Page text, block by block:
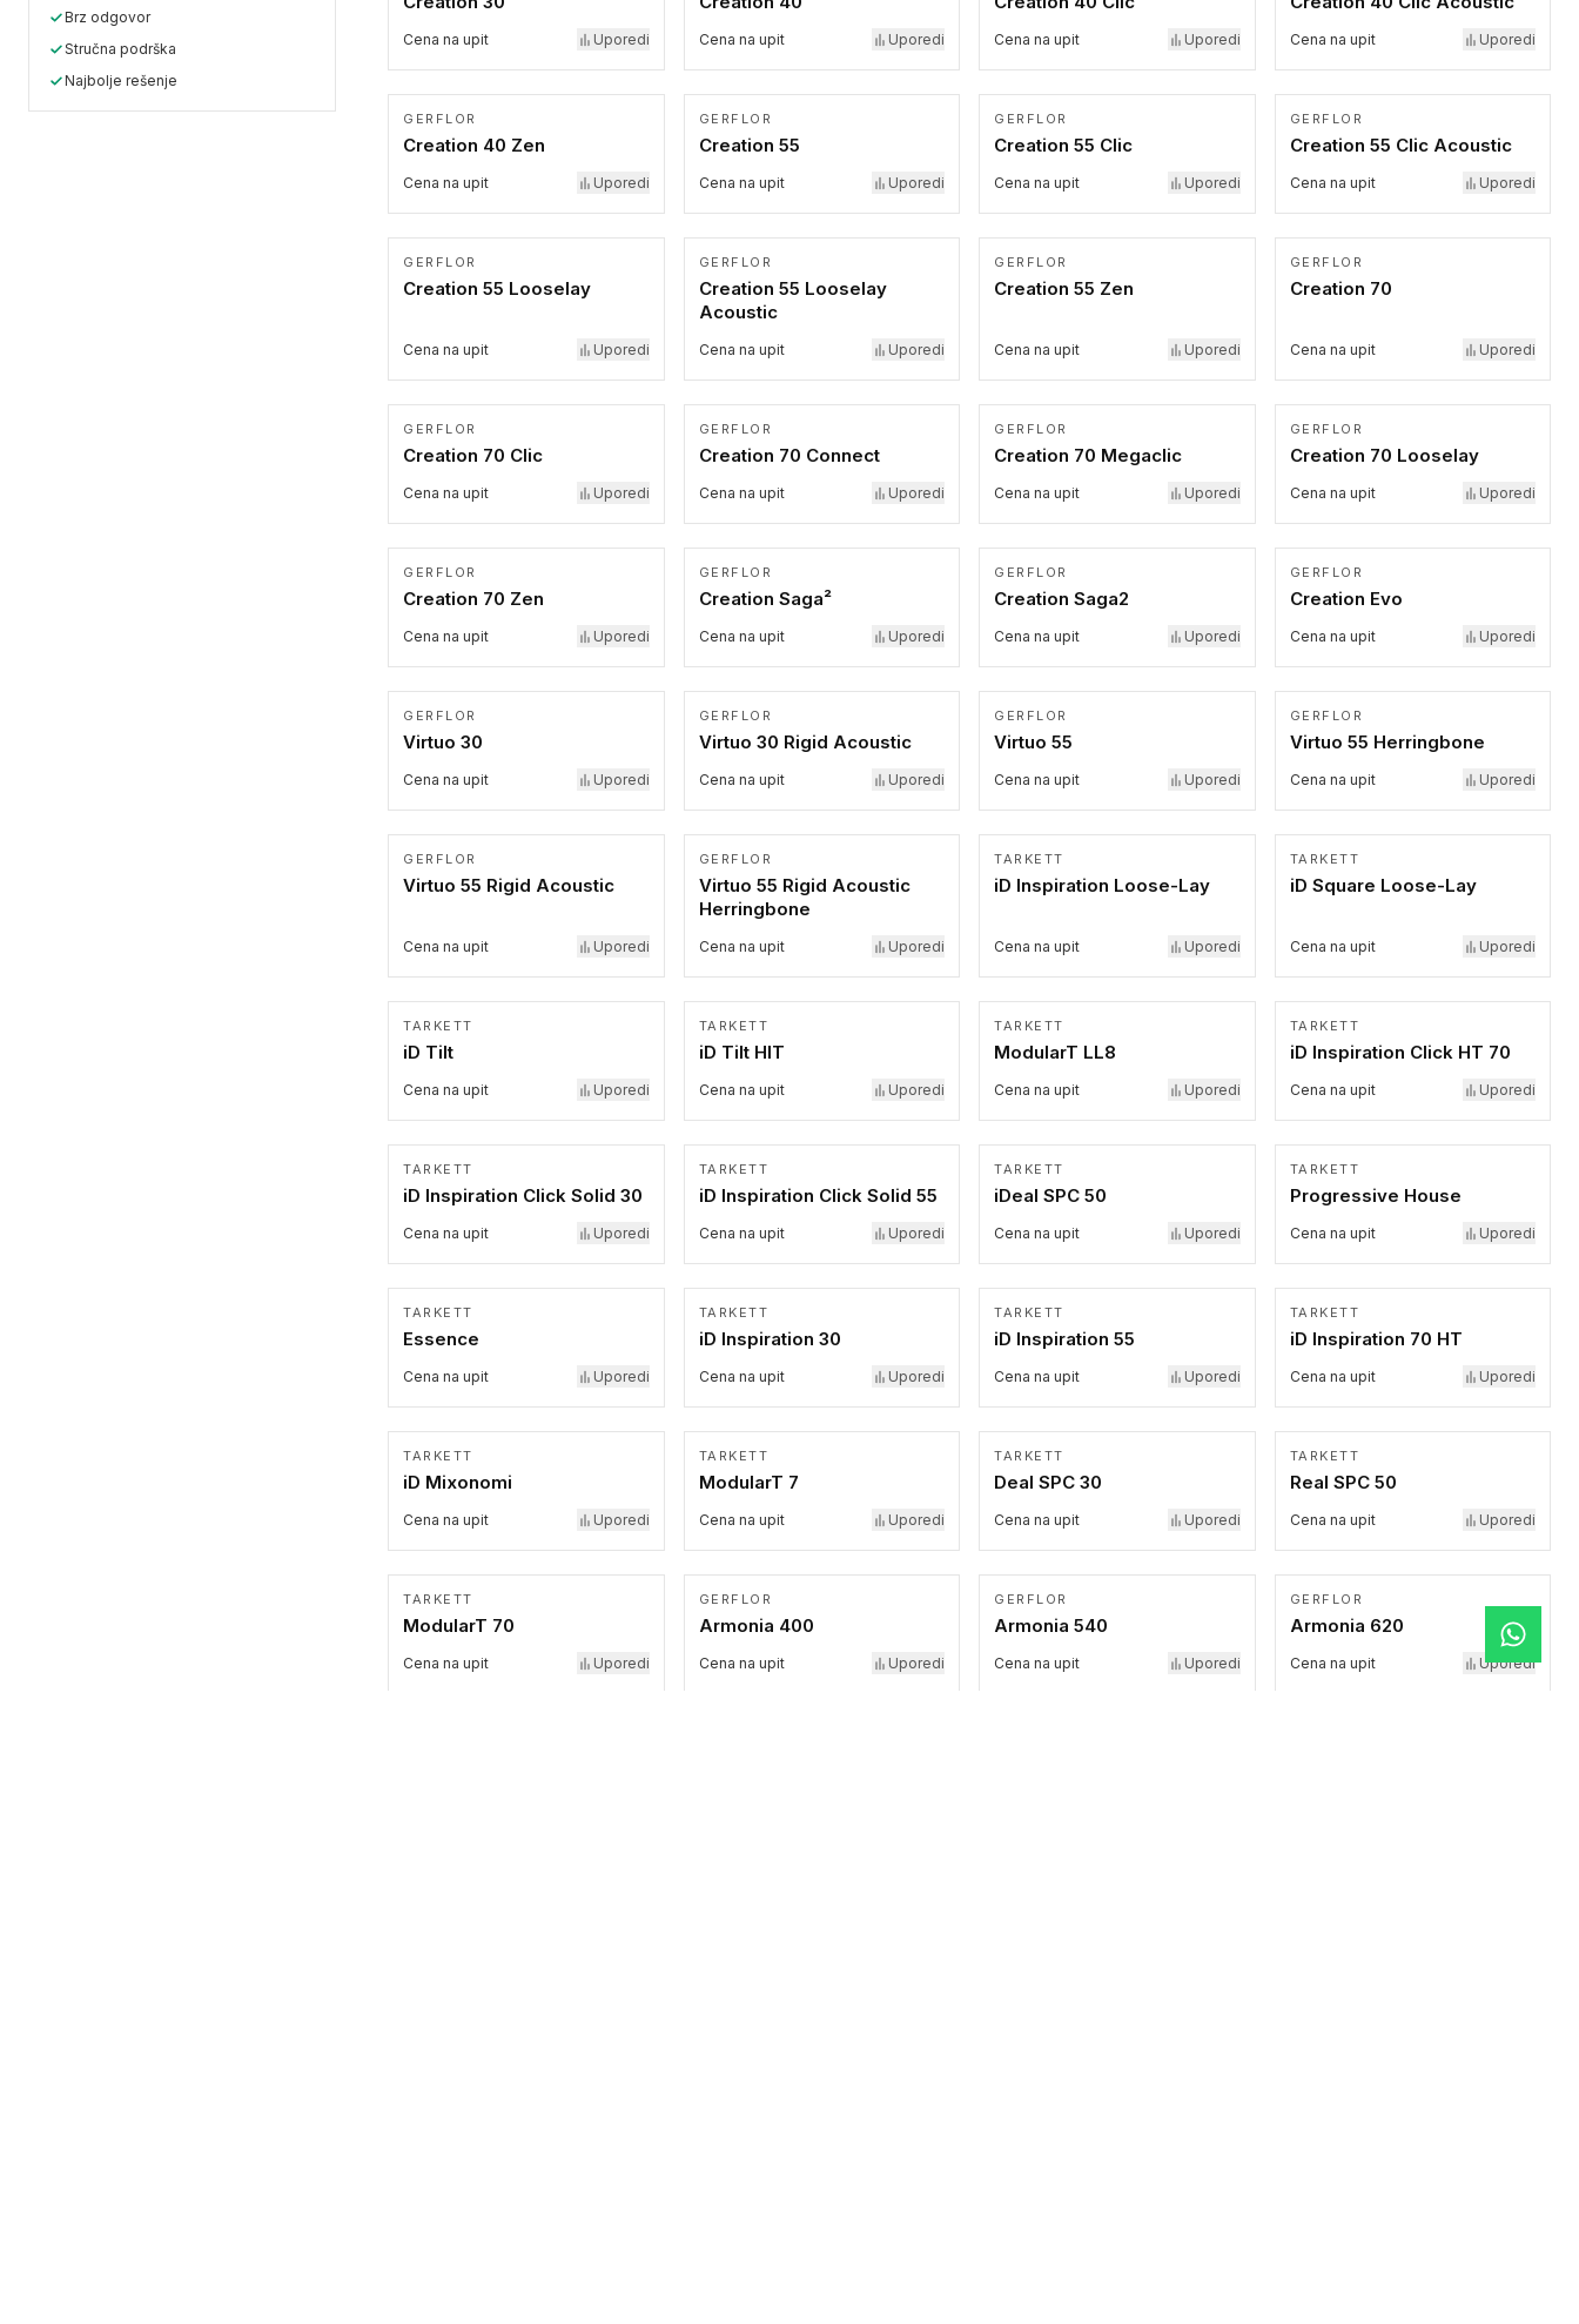
Brz odgovor
Stručna podrška
Najbolje rešenje
Cena na upit Uporedi Cena na upit Uporedi Cena na upit Uporedi Cena na upit Uporedi
GERFLOR
Creation 40 Zen
Cena na upit Uporedi
GERFLOR
Creation 55
Cena na upit Uporedi
GERFLOR
Creation 55 Clic
Cena na upit Uporedi
GERFLOR
Creation 55 Clic Acoustic
Cena na upit Uporedi
GERFLOR
Creation 55 Looselay
Cena na upit Uporedi
GERFLOR
Creation 55 Looselay
Acoustic
Cena na upit Uporedi
GERFLOR
Creation 55 Zen
Cena na upit Uporedi
GERFLOR
Creation 70
Cena na upit Uporedi
GERFLOR
Creation 70 Clic
Cena na upit Uporedi
GERFLOR
Creation 70 Connect
Cena na upit Uporedi
GERFLOR
Creation 70 Megaclic
Cena na upit Uporedi
GERFLOR
Creation 70 Looselay
Cena na upit Uporedi
GERFLOR
Creation 70 Zen
Cena na upit Uporedi
GERFLOR
Creation Saga²
Cena na upit Uporedi
GERFLOR
Creation Saga2
Cena na upit Uporedi
GERFLOR
Creation Evo
Cena na upit Uporedi
GERFLOR
Virtuo 30
Cena na upit Uporedi
GERFLOR
Virtuo 30 Rigid Acoustic
Cena na upit Uporedi
GERFLOR
Virtuo 55
Cena na upit Uporedi
GERFLOR
Virtuo 55 Herringbone
Cena na upit Uporedi
GERFLOR
Virtuo 55 Rigid Acoustic
Cena na upit Uporedi
GERFLOR
Virtuo 55 Rigid Acoustic
Herringbone
Cena na upit Uporedi
TARKETT
iD Inspiration Loose-Lay
Cena na upit Uporedi
TARKETT
iD Square Loose-Lay
Cena na upit Uporedi
TARKETT
iD Tilt
Cena na upit Uporedi
TARKETT
iD Tilt HIT
Cena na upit Uporedi
TARKETT
ModularT LL8
Cena na upit Uporedi
TARKETT
iD Inspiration Click HT 70
Cena na upit Uporedi
TARKETT
iD Inspiration Click Solid 30
Cena na upit Uporedi
TARKETT
iD Inspiration Click Solid 55
Cena na upit Uporedi
TARKETT
iDeal SPC 50
Cena na upit Uporedi
TARKETT
Progressive House
Cena na upit Uporedi
TARKETT
Essence
Cena na upit Uporedi
TARKETT
iD Inspiration 30
Cena na upit Uporedi
TARKETT
iD Inspiration 55
Cena na upit Uporedi
TARKETT
iD Inspiration 70 HT
Cena na upit Uporedi
TARKETT
iD Mixonomi
Cena na upit Uporedi
TARKETT
ModularT 7
Cena na upit Uporedi
TARKETT
Deal SPC 30
Cena na upit Uporedi
TARKETT
Real SPC 50
Cena na upit Uporedi
TARKETT
ModularT 70
Cena na upit Uporedi
GERFLOR
Armonia 400
Cena na upit Uporedi
GERFLOR
Armonia 540
Cena na upit Uporedi
GERFLOR
Armonia 620
Cena na upit Uporedi